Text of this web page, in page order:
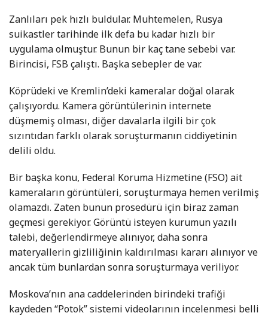
Zanlıları pek hızlı buldular. Muhtemelen, Rusya
suikastler tarihinde ilk defa bu kadar hızlı bir
uygulama olmuştur. Bunun bir kaç tane sebebi var.
Birincisi, FSB çalıştı. Başka sebepler de var.
Köprüdeki ve Kremlin’deki kameralar doğal olarak
çalışıyordu. Kamera görüntülerinin internete
düşmemiş olması, diğer davalarla ilgili bir çok
sızıntıdan farklı olarak soruşturmanın ciddiyetinin
delili oldu.
Bir başka konu, Federal Koruma Hizmetine (FSO) ait
kameraların görüntüleri, soruşturmaya hemen verilmiş
olamazdı. Zaten bunun prosedürü için biraz zaman
geçmesi gerekiyor. Görüntü isteyen kurumun yazılı
talebi, değerlendirmeye alınıyor, daha sonra
materyallerin gizliliğinin kaldırılması kararı alınıyor ve
ancak tüm bunlardan sonra soruşturmaya veriliyor.
Moskova’nın ana caddelerinden birindeki trafiği
kaydeden “Potok” sistemi videolarının incelenmesi belli